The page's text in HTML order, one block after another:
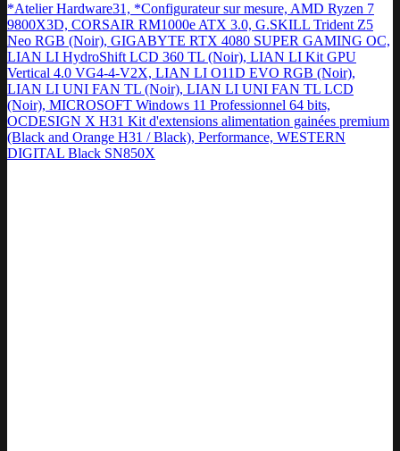
*Atelier Hardware31, *Configurateur sur mesure, AMD Ryzen 7
9800X3D, CORSAIR RM1000e ATX 3.0, G.SKILL Trident Z5
Neo RGB (Noir), GIGABYTE RTX 4080 SUPER GAMING OC,
LIAN LI HydroShift LCD 360 TL (Noir), LIAN LI Kit GPU
Vertical 4.0 VG4-4-V2X, LIAN LI O11D EVO RGB (Noir),
LIAN LI UNI FAN TL (Noir), LIAN LI UNI FAN TL LCD
(Noir), MICROSOFT Windows 11 Professionnel 64 bits,
OCDESIGN X H31 Kit d'extensions alimentation gainées premium
(Black and Orange H31 / Black), Performance, WESTERN
DIGITAL Black SN850X